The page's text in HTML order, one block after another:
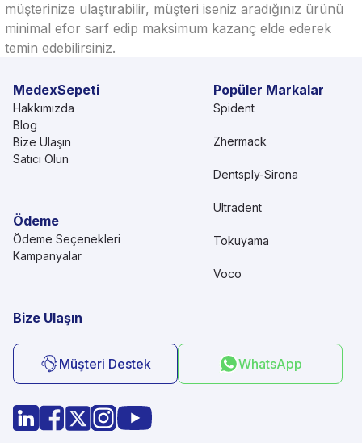
müşterinize ulaştırabilir, müşteri iseniz aradığınız ürünü
minimal efor sarf edip maksimum kazanç elde ederek
temin edebilirsiniz.
MedexSepeti
Hakkımızda
Blog
Bize Ulaşın
Satıcı Olun
Ödeme
Ödeme Seçenekleri
Kampanyalar
Popüler Markalar
Spident
Zhermack
Dentsply-Sirona
Ultradent
Tokuyama
Voco
Bize Ulaşın
Müşteri Destek WhatsApp